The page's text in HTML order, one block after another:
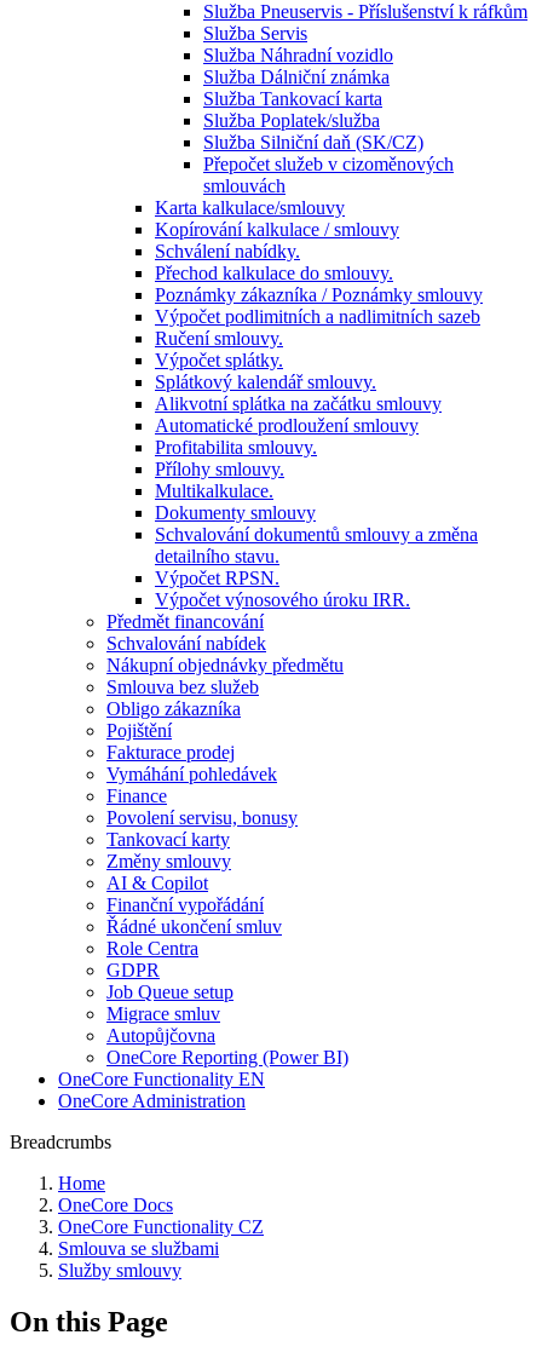
Služba Pneuservis - Příslušenství k ráfkům
Služba Servis
Služba Náhradní vozidlo
Služba Dálniční známka
Služba Tankovací karta
Služba Poplatek/služba
Služba Silniční daň (SK/CZ)
Přepočet služeb v cizoměnových
smlouvách
Karta kalkulace/smlouvy
Kopírování kalkulace / smlouvy
Schválení nabídky.
Přechod kalkulace do smlouvy.
Poznámky zákazníka / Poznámky smlouvy
Výpočet podlimitních a nadlimitních sazeb
Ručení smlouvy.
Výpočet splátky.
Splátkový kalendář smlouvy.
Alikvotní splátka na začátku smlouvy
Automatické prodloužení smlouvy
Profitabilita smlouvy.
Přílohy smlouvy.
Multikalkulace.
Dokumenty smlouvy
Schvalování dokumentů smlouvy a změna
detailního stavu.
Výpočet RPSN.
Výpočet výnosového úroku IRR.
Předmět financování
Schvalování nabídek
Nákupní objednávky předmětu
Smlouva bez služeb
Obligo zákazníka
Pojištění
Fakturace prodej
Vymáhání pohledávek
Finance
Povolení servisu, bonusy
Tankovací karty
Změny smlouvy
AI & Copilot
Finanční vypořádání
Řádné ukončení smluv
Role Centra
GDPR
Job Queue setup
Migrace smluv
Autopůjčovna
OneCore Reporting (Power BI)
OneCore Functionality EN
OneCore Administration
Breadcrumbs
Home
OneCore Docs
OneCore Functionality CZ
Smlouva se službami
Služby smlouvy
On this Page